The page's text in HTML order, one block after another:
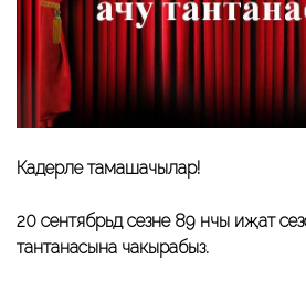
Кадерле тамашачылар!
20 сентябрьдә сезне 89 нчы иҗат
тантанасына чакырабыз.